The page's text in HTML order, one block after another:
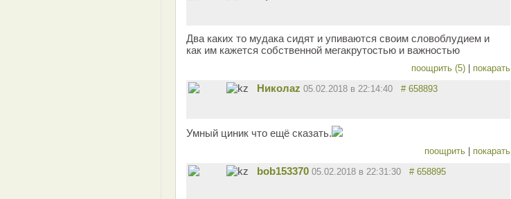
Два каких то мудака сидят и упиваются своим словоблудием и
как им кажется собственной мегакрутостью и важностью
поощрить (5) покарать
Николаz 05.02.2018 в 22:14:40 # 658893
Умный циник что ещё сказать.
поощрить покарать
bob153370 05.02.2018 в 22:31:30 # 658895